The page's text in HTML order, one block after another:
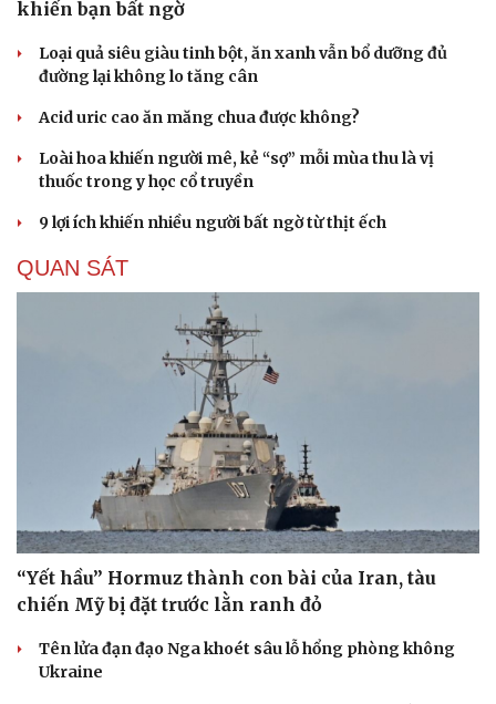
Cải chính
khiến bạn bất ngờ
Loại quả siêu giàu tinh bột, ăn xanh vẫn bổ dưỡng đủ
đường lại không lo tăng cân
Acid uric cao ăn măng chua được không?
Loài hoa khiến người mê, kẻ “sợ” mỗi mùa thu là vị
thuốc trong y học cổ truyền
9 lợi ích khiến nhiều người bất ngờ từ thịt ếch
QUAN SÁT
“Yết hầu” Hormuz thành con bài của Iran, tàu
chiến Mỹ bị đặt trước lằn ranh đỏ
Tên lửa đạn đạo Nga khoét sâu lỗ hổng phòng không
Ukraine